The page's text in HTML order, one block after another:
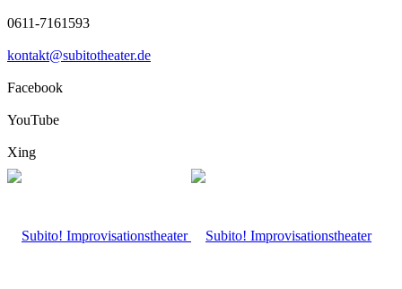
0611-7161593
kontakt@subitotheater.de
Facebook
YouTube
Xing